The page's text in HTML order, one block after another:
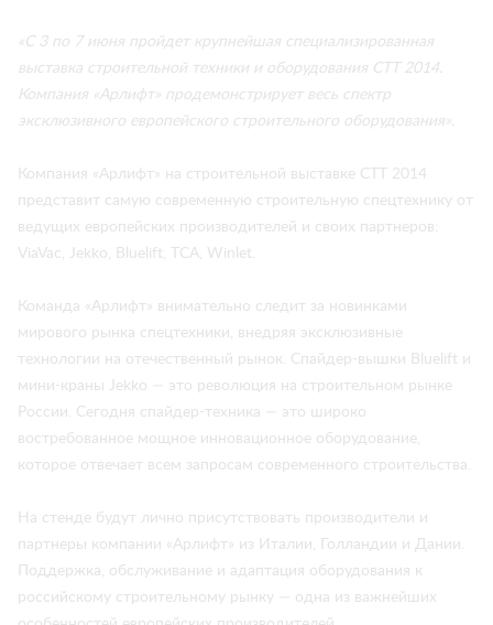
«С 3 по 7 июня пройдет крупнейшая специализированная
выставка строительной техники и оборудования СТТ 2014.
Компания «Арлифт» продемонстрирует весь спектр
эксклюзивного европейского строительного оборудования».
Компания «Арлифт» на строительной выставке СТТ 2014
представит самую современную строительную спецтехнику от
ведущих европейских производителей и своих партнеров:
ViaVac, Jekko, Bluelift, TCA, Winlet.
Команда «Арлифт» внимательно следит за новинками
мирового рынка спецтехники, внедряя эксклюзивные
технологии на отечественный рынок. Спайдер-вышки Bluelift и
мини-краны Jekko — это революция на строительном рынке
России. Сегодня спайдер-техника — это широко
востребованное мощное инновационное оборудование,
которое отвечает всем запросам современного строительства.
На стенде будут лично присутствовать производители и
партнеры компании «Арлифт» из Италии, Голландии и Дании.
Поддержка, обслуживание и адаптация оборудования к
российскому строительному рынку — одна из важнейших